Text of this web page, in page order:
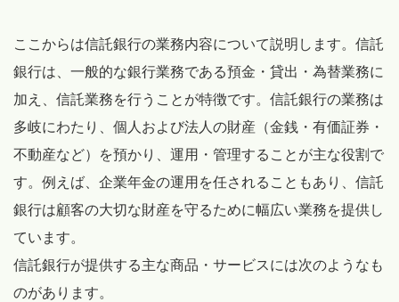
ここからは信託銀行の業務内容について説明します。信託
銀行は、一般的な銀行業務である預金・貸出・為替業務に
加え、信託業務を行うことが特徴です。信託銀行の業務は
多岐にわたり、個人および法人の財産（金銭・有価証券・
不動産など）を預かり、運用・管理することが主な役割で
す。例えば、企業年金の運用を任されることもあり、信託
銀行は顧客の大切な財産を守るために幅広い業務を提供し
ています。
信託銀行が提供する主な商品・サービスには次のようなも
のがあります。